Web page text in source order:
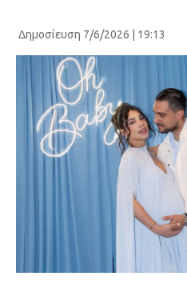
Pop Culture
Agenda
FEEDS
Πάσχα Eurovision
Summer
Δημοσίευση 7/6/2026 | 19:13